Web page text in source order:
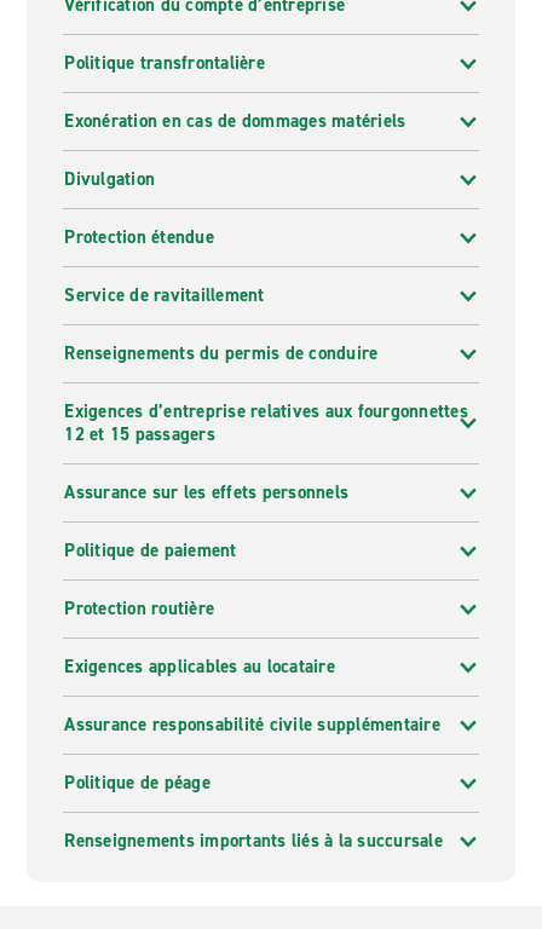
Vérification du compte d’entreprise
Politique transfrontalière
Exonération en cas de dommages matériels
Divulgation
Protection étendue
Service de ravitaillement
Renseignements du permis de conduire
Exigences d’entreprise relatives aux fourgonnettes
12 et 15 passagers
Assurance sur les effets personnels
Politique de paiement
Protection routière
Exigences applicables au locataire
Assurance responsabilité civile supplémentaire
Politique de péage
Renseignements importants liés à la succursale